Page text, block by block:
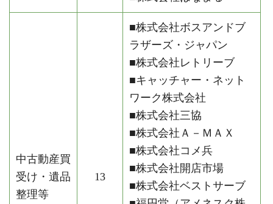
中古動産買
受け・遺品
整理等
13
■株式会社ボスアンドブ
ラザーズ・ジャパン
■株式会社レトリーブ
■キャッチャー・ネット
ワーク株式会社
■株式会社三協
■株式会社Ａ－ＭＡＸ
■株式会社コメ兵
■株式会社開店市場
■株式会社ベストサーブ